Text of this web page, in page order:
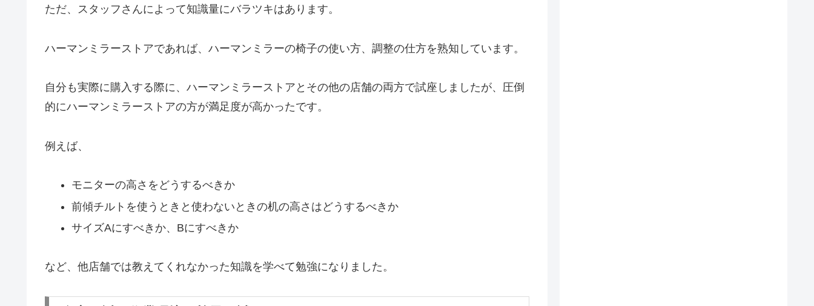
ただ、スタッフさんによって知識量にバラツキはあります。
ハーマンミラーストアであれば、ハーマンミラーの椅子の使い方、調整の仕方を熟知しています。
自分も実際に購入する際に、ハーマンミラーストアとその他の店舗の両方で試座しましたが、圧倒
的にハーマンミラーストアの方が満足度が高かったです。
例えば、
モニターの高さをどうするべきか
前傾チルトを使うときと使わないときの机の高さはどうするべきか
サイズAにすべきか、Bにすべきか
など、他店舗では教えてくれなかった知識を学べて勉強になりました。